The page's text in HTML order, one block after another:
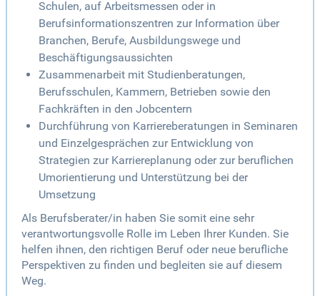
Schulen, auf Arbeitsmessen oder in
Berufsinformationszentren zur Information über
Branchen, Berufe, Ausbildungswege und
Beschäftigungsaussichten
Zusammenarbeit mit Studienberatungen,
Berufsschulen, Kammern, Betrieben sowie den
Fachkräften in den Jobcentern
Durchführung von Karriereberatungen in Seminaren
und Einzelgesprächen zur Entwicklung von
Strategien zur Karriereplanung oder zur beruflichen
Umorientierung und Unterstützung bei der
Umsetzung
Als Berufsberater/in haben Sie somit eine sehr
verantwortungsvolle Rolle im Leben Ihrer Kunden. Sie
helfen ihnen, den richtigen Beruf oder neue berufliche
Perspektiven zu finden und begleiten sie auf diesem
Weg.